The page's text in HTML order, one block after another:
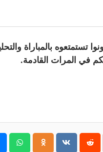
بالمباراة
في المرات القادمة.